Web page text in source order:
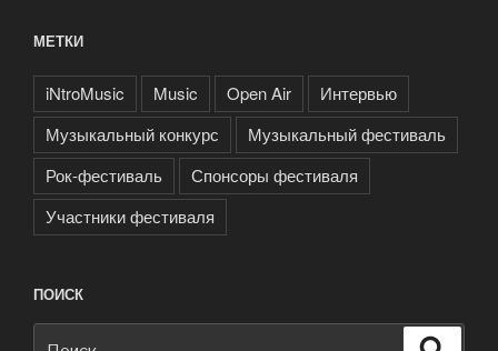
МЕТКИ
iNtroMusic Music Open Air
Интервью
Музыкальный конкурс
Музыкальный фестиваль
Рок-фестиваль
Спонсоры фестиваля
Участники фестиваля
ПОИСК